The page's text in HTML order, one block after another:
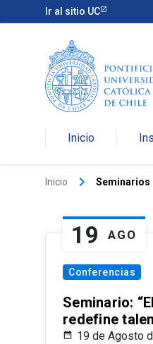
Ir al sitio UC
Inicio
Inicio keyboard_arrow_right Seminarios
19 AGO
Conferencias
Seminario:
redefine
19 de Agosto